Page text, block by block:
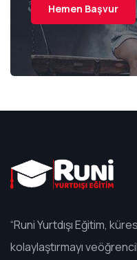
Hemen Başvur
“Runi Yurtdışı Eğitim,
kolaylaştırmayı